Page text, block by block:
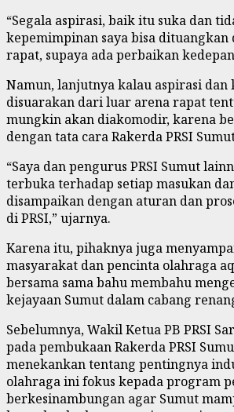
“Segala aspirasi, baik itu suka dan
kepemimpinan saya bisa
rapat, supaya ada perbaikan
Namun, lanjutnya kalau aspirasi
disuarakan dari luar arena rapat
mungkin akan diakomodir, karena
dengan tata cara Rakerda PRSI
“Saya dan pengurus PRSI Sumut
terbuka terhadap setiap masukan
disampaikan dengan aturan dan
di PRSI,” ujarnya.
Karena itu, pihaknya juga
masyarakat dan pencinta olahraga
bersama sama bahu membahu
kejayaan Sumut dalam cabang
Sebelumnya, Wakil Ketua PB PRSI
pada pembukaan Rakerda PRSI
menekankan tentang pentingnya
olahraga ini fokus kepada program
berkesinambungan agar Sumut